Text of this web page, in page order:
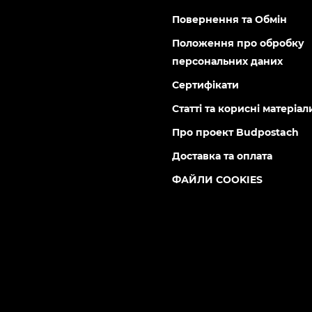
Повернення та Обмін
Положення про обробку
персональних даних
Сертифікати
Статті та корисні
Про проект Budpostach
Доставка та оплата
ФАЙЛИ COOKIES